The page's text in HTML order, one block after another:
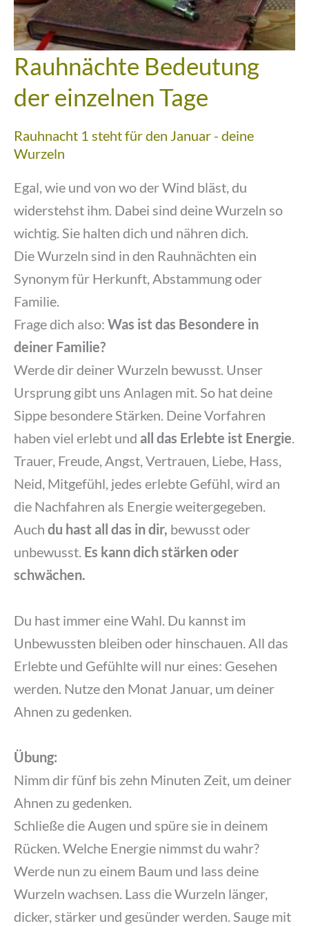
Rauhnächte Bedeutung
der einzelnen Tage
Rauhnacht 1 steht für den Januar - deine
Wurzeln
Egal, wie und von wo der Wind bläst, du
widerstehst ihm. Dabei sind deine Wurzeln so
wichtig. Sie halten dich und nähren dich.
Die Wurzeln sind in den Rauhnächten ein
Synonym für Herkunft, Abstammung oder
Familie.
Frage dich also: Was ist das Besondere in
deiner Familie?
Werde dir deiner Wurzeln bewusst. Unser
Ursprung gibt uns Anlagen mit. So hat deine
Sippe besondere Stärken. Deine Vorfahren
haben viel erlebt und all das Erlebte ist Energie.
Trauer, Freude, Angst, Vertrauen, Liebe, Hass,
Neid, Mitgefühl, jedes erlebte Gefühl, wird an
die Nachfahren als Energie weitergegeben.
Auch du hast all das in dir, bewusst oder
unbewusst. Es kann dich stärken oder
schwächen.
Du hast immer eine Wahl. Du kannst im
Unbewussten bleiben oder hinschauen. All das
Erlebte und Gefühlte will nur eines: Gesehen
werden. Nutze den Monat Januar, um deiner
Ahnen zu gedenken.
Übung:
Nimm dir fünf bis zehn Minuten Zeit, um deiner
Ahnen zu gedenken.
Schließe die Augen und spüre sie in deinem
Rücken. Welche Energie nimmst du wahr?
Werde nun zu einem Baum und lass deine
Wurzeln wachsen. Lass die Wurzeln länger,
dicker, stärker und gesünder werden. Sauge mit